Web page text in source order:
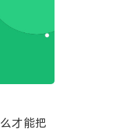
才能把